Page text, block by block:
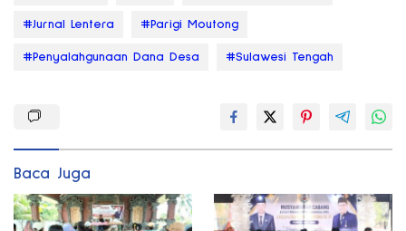
#Jurnal Lentera #Parigi Moutong
#Penyalahgunaan Dana Desa #Sulawesi Tengah
Baca Juga